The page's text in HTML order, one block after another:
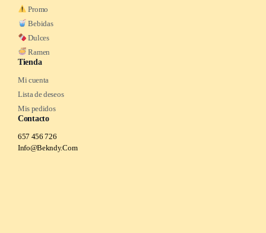
Promo
Bebidas
Dulces
Ramen
Tienda
Mi cuenta
Lista de deseos
Mis pedidos
Contacto
657 456 726
Info@Bekndy.Com